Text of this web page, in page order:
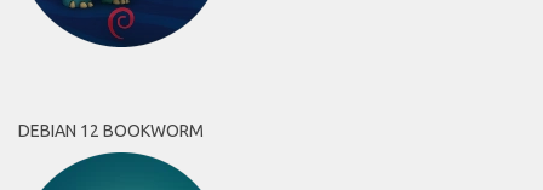
DEBIAN 12 BOOKWORM